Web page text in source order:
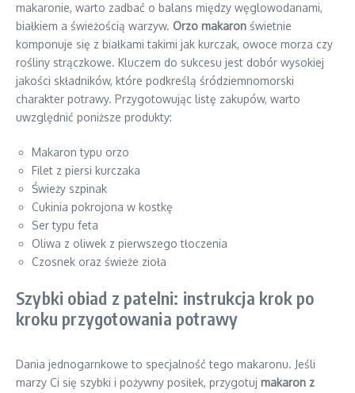
makaronie, warto zadbać o balans między węglowodanami,
białkiem a świeżością warzyw. Orzo makaron świetnie
komponuje się z białkami takimi jak kurczak, owoce morza czy
rośliny strączkowe. Kluczem do sukcesu jest dobór wysokiej
jakości składników, które podkreślą śródziemnomorski
charakter potrawy. Przygotowując listę zakupów, warto
uwzględnić poniższe produkty:
Makaron typu orzo
Filet z piersi kurczaka
Świeży szpinak
Cukinia pokrojona w kostkę
Ser typu feta
Oliwa z oliwek z pierwszego tłoczenia
Czosnek oraz świeże zioła
Szybki obiad z patelni: instrukcja krok po
kroku przygotowania potrawy
Dania jednogarnkowe to specjalność tego makaronu. Jeśli
marzy Ci się szybki i pożywny posiłek, przygotuj makaron z